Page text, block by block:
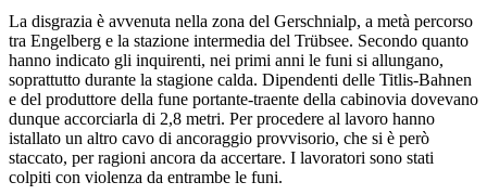
La disgrazia è avvenuta nella zona del Gerschnialp, a metà percorso
tra Engelberg e la stazione intermedia del Trübsee. Secondo quanto
hanno indicato gli inquirenti, nei primi anni le funi si allungano,
soprattutto durante la stagione calda. Dipendenti delle Titlis-Bahnen
e del produttore della fune portante-traente della cabinovia dovevano
dunque accorciarla di 2,8 metri. Per procedere al lavoro hanno
istallato un altro cavo di ancoraggio provvisorio, che si è però
staccato, per ragioni ancora da accertare. I lavoratori sono stati
colpiti con violenza da entrambe le funi.